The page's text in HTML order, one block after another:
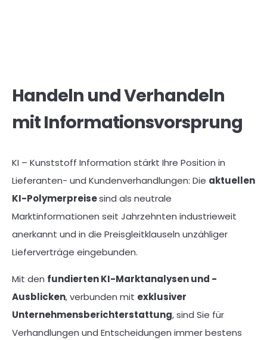
Handeln und Verhandeln
mit Informationsvorsprung
KI – Kunststoff Information stärkt Ihre Position in
Lieferanten- und Kundenverhandlungen: Die aktuellen
KI-Polymerpreisesind als neutrale
Marktinformationen seit Jahrzehnten industrieweit
anerkannt und in die Preisgleitklauseln unzähliger
Lieferverträge eingebunden.
Mit den fundierten KI-Marktanalysen und -
Ausblicken, verbunden mit exklusiver
Unternehmensberichterstattung, sind Sie für
Verhandlungen und Entscheidungen immer bestens